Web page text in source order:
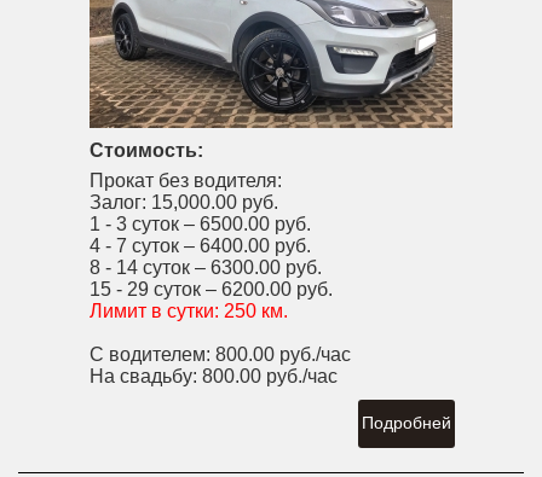
Стоимость:
Прокат без водителя:
Залог: 15,000.00 руб.
1 - 3 суток – 6500.00 руб.
4 - 7 суток – 6400.00 руб.
8 - 14 суток – 6300.00 руб.
15 - 29 суток – 6200.00 руб.
Лимит в сутки: 250 км.
С водителем: 800.00 руб./час
На свадьбу: 800.00 руб./час
Подробней